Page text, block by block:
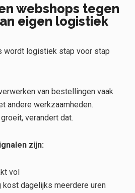
webshops tegen
eigen logistiek
wordt logistiek stap voor stap
van bestellingen vaak
andere werkzaamheden.
verandert dat.
zijn:
vol
kost dagelijks meerdere uren